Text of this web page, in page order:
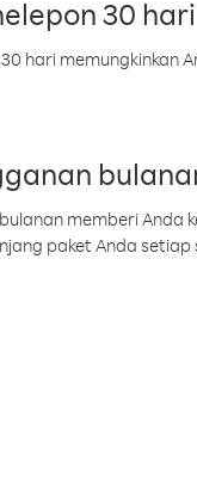
30 hari
hari memungkinkan
memberi Anda
paket Anda